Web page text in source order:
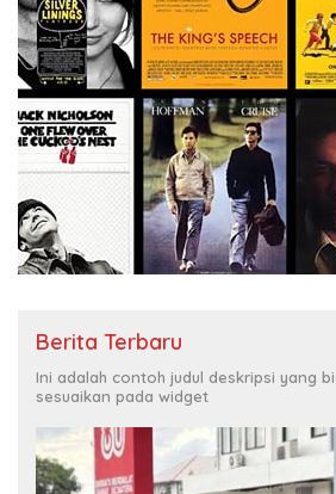
Berita Terbaru
Ini adalah contoh judul deskripsi yang
sesuaikan pada widget